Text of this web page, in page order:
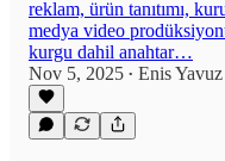
reklam, ürün tanıtımı,
medya video
kurgu dahil anahtar…
Nov 5, 2025 • Enis Yavuz